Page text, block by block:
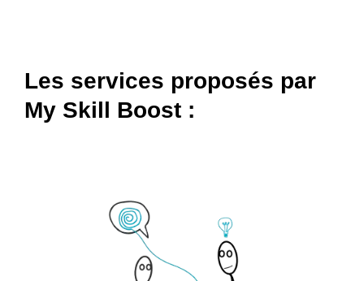
Les services proposés par
My Skill Boost :